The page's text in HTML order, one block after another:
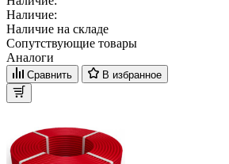
Наличие:
Наличие на складе
Сопутствующие товары
Аналоги
Сравнить В избранное